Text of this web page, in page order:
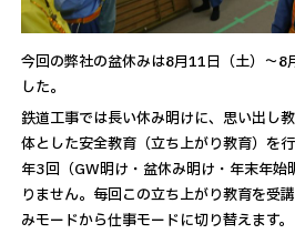
今回の弊社の盆休みは8月11日（土）～8
した。
鉄道工事では長い休み明けに、思い出し
体とした安全教育（立ち上がり教育）を
年3回（GW明け・盆休み明け・年末年始
りません。毎回この立ち上がり教育を受
みモードから仕事モードに切り替えます。